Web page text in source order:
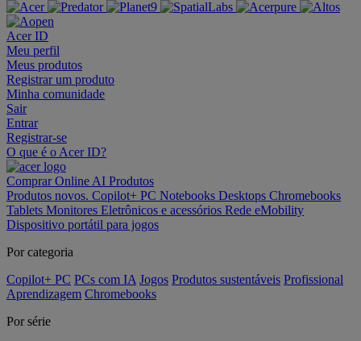
Acer ID
Meu perfil
Meus produtos
Registrar um produto
Minha comunidade
Sair
Entrar
Registrar-se
O que é o Acer ID?
Comprar Online AI Produtos
Produtos novos. Copilot+ PC Notebooks Desktops Chromebooks
Tablets Monitores Eletrônicos e acessórios Rede eMobility
Dispositivo portátil para jogos
Por categoria
Copilot+ PC PCs com IA Jogos Produtos sustentáveis Profissional
Aprendizagem Chromebooks
Por série